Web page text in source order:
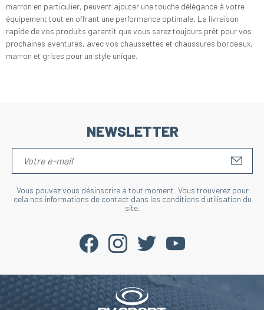
marron en particulier, peuvent ajouter une touche d'élégance à votre
équipement tout en offrant une performance optimale. La livraison
rapide de vos produits garantit que vous serez toujours prêt pour vos
prochaines aventures, avec vos chaussettes et chaussures bordeaux,
marron et grises pour un style unique.
NEWSLETTER
Vous pouvez vous désinscrire à tout moment. Vous trouverez pour
cela nos informations de contact dans les conditions d'utilisation du
site.